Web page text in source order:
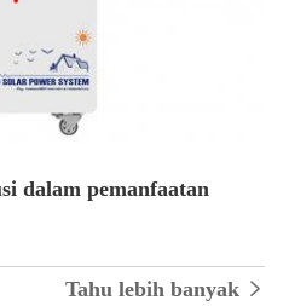
dalam pemanfaatan
Tahu lebih banyak 